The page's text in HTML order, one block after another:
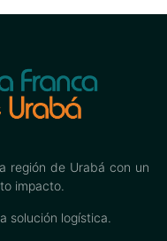
región de Urabá con un
impacto.
solución logística.